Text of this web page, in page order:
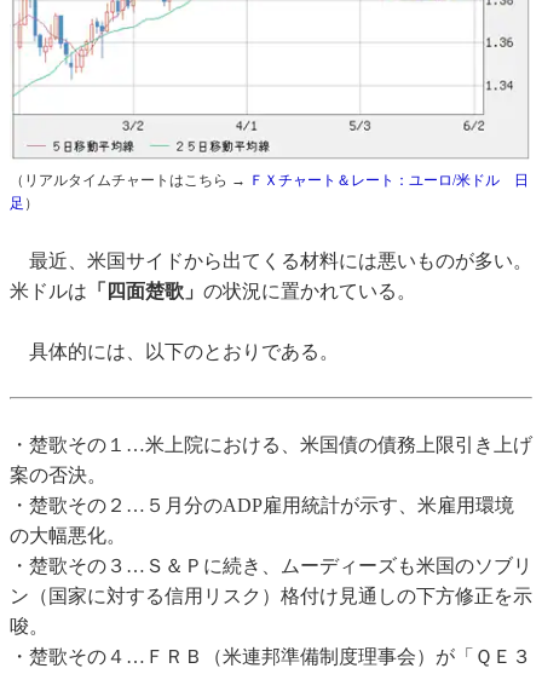
（リアルタイムチャートはこちら → ＦＸチャート＆レート：ユーロ/米ドル 日
足 ）
最近、米国サイドから出てくる材料には悪いものが多い。
米ドルは 「四面楚歌」 の状況に置かれている。
具体的には、以下のとおりである。
・楚歌その１…米上院における、米国債の債務上限引き上げ
案の否決。
・楚歌その２…５月分のADP雇用統計が示す、米雇用環境
の大幅悪化。
・楚歌その３…Ｓ＆Ｐに続き、ムーディーズも米国のソブリ
ン（国家に対する信用リスク）格付け見通しの下方修正を示
唆。
・楚歌その４…ＦＲＢ（米連邦準備制度理事会）が「ＱＥ３